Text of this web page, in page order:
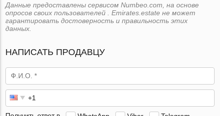
Данные предоставлены сервисом Numbeo.com, на основе
опросов своих пользователей . Emirates.estate не может
гарантировать достоверность и правильность этих
данных.
НАПИСАТЬ ПРОДАВЦУ